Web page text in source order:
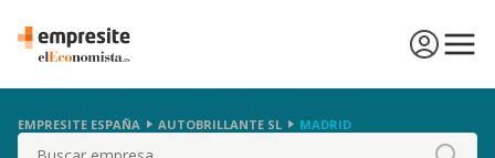
EMPRESITE ESPAÑA AUTOBRILLANTE SL MADRID
Buscar